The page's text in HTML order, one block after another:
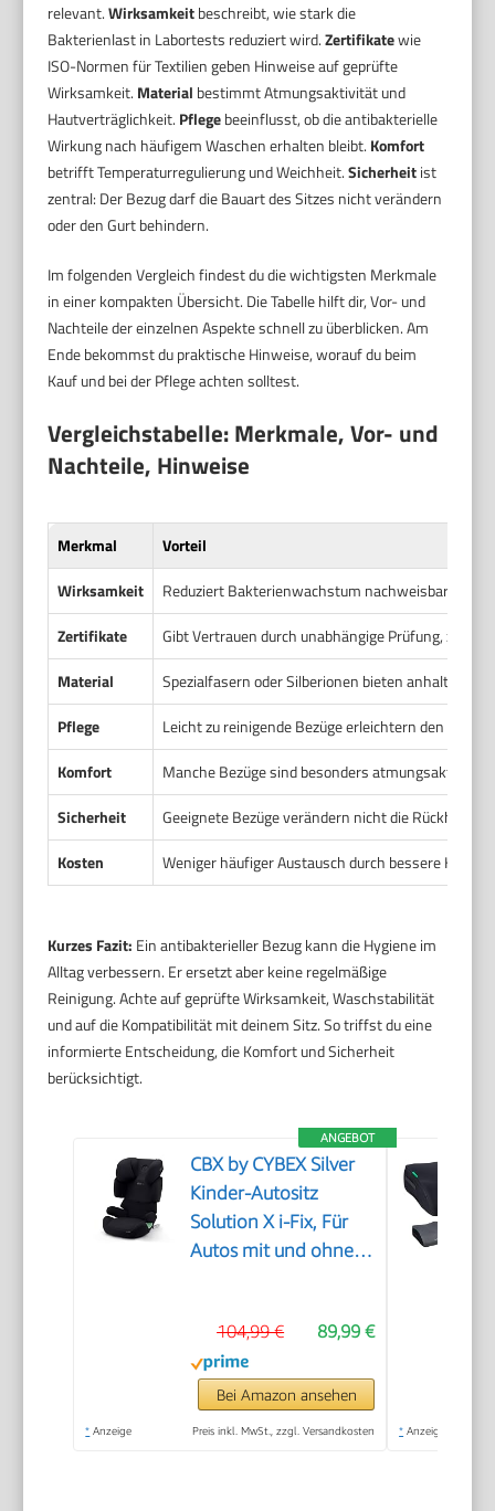
relevant.Wirksamkeitbeschreibt, wie stark die
Bakterienlast in Labortests reduziert wird.Zertifikatewie
ISO-Normen für Textilien geben Hinweise auf geprüfte
Wirksamkeit. Material bestimmt Atmungsaktivität und
Hautverträglichkeit. Pflegebeeinflusst, ob die antibakterielle
Wirkung nach häufigem Waschen erhalten bleibt. Komfort
betrifft Temperaturregulierung und Weichheit.Sicherheitist
zentral: Der Bezug darf die Bauart des Sitzes nicht verändern
oder den Gurt behindern.
Im folgenden Vergleich findest du die wichtigsten Merkmale
in einer kompakten Übersicht. Die Tabelle hilft dir, Vor- und
Nachteile der einzelnen Aspekte schnell zu überblicken. Am
Ende bekommst du praktische Hinweise, worauf du beim
Kauf und bei der Pflege achten solltest.
Vergleichstabelle: Merkmale, Vor- und
Nachteile, Hinweise
Merkmal
Vorteil
Wirksamkeit
Reduziert Bakterienwachstum nachweisbar in
Zertifikate
Gibt Vertrauen durch unabhängige Prüfung, z. B.
Material
Spezialfasern oder Silberionen bieten anhaltende
Pflege
Leicht zu reinigende Bezüge erleichtern den Alltag.
Komfort
Manche Bezüge sind besonders atmungsaktiv
Sicherheit
Geeignete Bezüge verändern nicht die
Kosten
Weniger häufiger Austausch durch bessere
Kurzes Fazit: Ein antibakterieller Bezug kann die Hygiene im
Alltag verbessern. Er ersetzt aber keine regelmäßige
Reinigung. Achte auf geprüfte Wirksamkeit, Waschstabilität
und auf die Kompatibilität mit deinem Sitz. So triffst du eine
informierte Entscheidung, die Komfort und Sicherheit
berücksichtigt.
ANGEBOT
CBX by CYBEX Silver
Kinder-Autositz
Solution X i-Fix, Für
Autos mit und ohne
Ab ca. 15 bis 50 kg,
Pure Black
89,99 €
104,99 €
Bei Amazon ansehen
* Anzeige Preis inkl. MwSt., zzgl. Versandkosten * Anzeige